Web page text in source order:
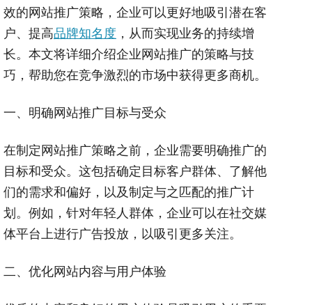
效的网站推广策略，企业可以更好地吸引潜在客
户、提高品牌知名度 ，从而实现业务的持续增
长。本文将详细介绍企业网站推广的策略与技
巧，帮助您在竞争激烈的市场中获得更多商机。
一、明确网站推广目标与受众
在制定网站推广策略之前，企业需要明确推广的
目标和受众。这包括确定目标客户群体、了解他
们的需求和偏好，以及制定与之匹配的推广计
划。例如，针对年轻人群体，企业可以在社交媒
体平台上进行广告投放，以吸引更多关注。
二、优化网站内容与用户体验